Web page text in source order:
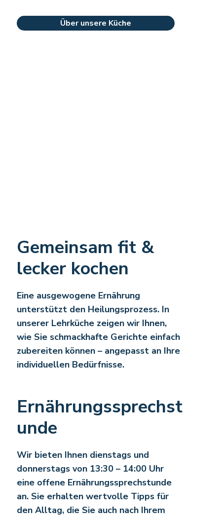
Über unsere Küche
Gemeinsam fit &
lecker kochen
Eine ausgewogene Ernährung
unterstützt den Heilungsprozess. In
unserer Lehrküche zeigen wir Ihnen,
wie Sie schmackhafte Gerichte einfach
zubereiten können – angepasst an Ihre
individuellen Bedürfnisse.
Ernährungssprechst
unde
Wir bieten Ihnen dienstags und
donnerstags von 13:30 – 14:00 Uhr
eine offene Ernährungssprechstunde
an. Sie erhalten wertvolle Tipps für
den Alltag, die Sie auch nach Ihrem